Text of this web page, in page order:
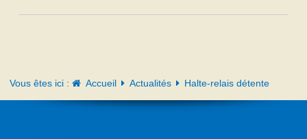
Vous êtes ici : Accueil Actualités Halte-relais détente